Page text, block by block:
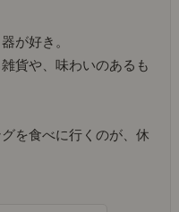
が好き。
貨や、味わいのあるも
を食べに行くのが、休